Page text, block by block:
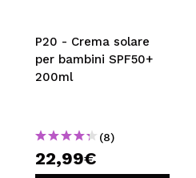
P20 - Crema solare
per bambini SPF50+
200ml
(8)
22,99€